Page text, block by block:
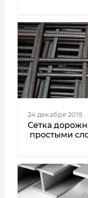
24 декабря 2019
Сетка
простыми